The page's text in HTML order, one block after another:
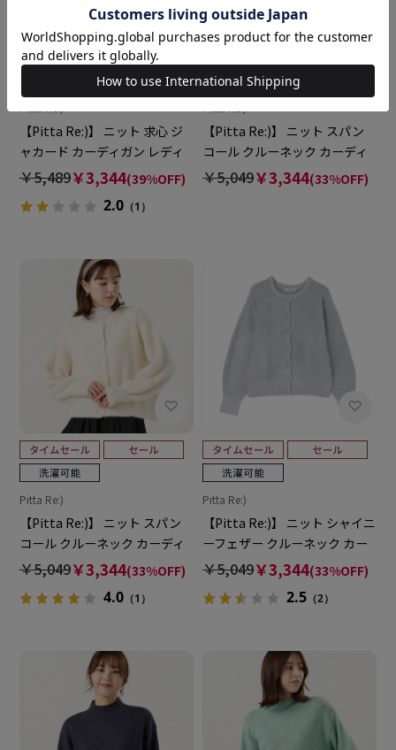
【Pitta Re:)】 ニット 求心 ジ
ャカード カーディガン レディ
ース
￥5,489￥3,344(39%OFF)
2.0（1）
【Pitta Re:)】 ニット スパン
コール クルーネック カーディ
ガン レディース
￥5,049￥3,344(33%OFF)
Pitta Re:)
【Pitta Re:)】 ニット スパン
コール クルーネック カーディ
ガン レディース
￥5,049￥3,344(33%OFF)
4.0（1）
Pitta Re:)
【Pitta Re:)】 ニット シャイニ
ーフェザー クルーネック カー
ディガン レディース
￥5,049￥3,344(33%OFF)
2.5 （2）